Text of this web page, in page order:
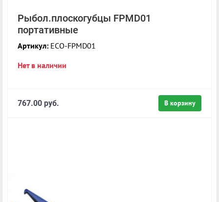
Рыбол.плоскогубцы FPMD01
портативные
Артикул: ECO-FPMD01
Нет в наличии
В корзину
767.00 руб.